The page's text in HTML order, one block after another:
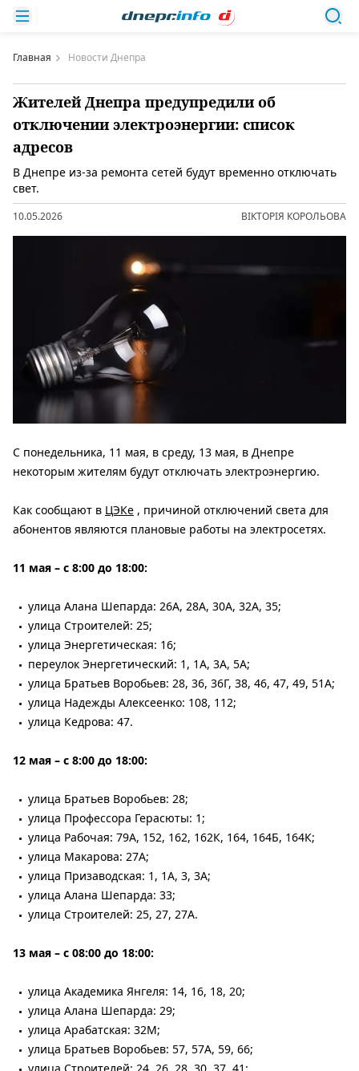
Главная Новости Днепра
Жителей Днепра предупредили об
отключении электроэнергии: список
адресов
В Днепре из-за ремонта сетей будут временно отключать
свет.
10.05.2026 ВІКТОРІЯ КОРОЛЬОВА
С понедельника, 11 мая, в среду, 13 мая, в Днепре
некоторым жителям будут отключать электроэнергию.
Как сообщают в ЦЭКе , причиной отключений света для
абонентов являются плановые работы на электросетях.
11 мая – с 8:00 до 18:00:
улица Алана Шепарда: 26А, 28А, 30А, 32А, 35;
улица Строителей: 25;
улица Энергетическая: 16;
переулок Энергетический: 1, 1А, 3А, 5А;
улица Братьев Воробьев: 28, 36, 36Г, 38, 46, 47, 49, 51А;
улица Надежды Алексеенко: 108, 112;
улица Кедрова: 47.
12 мая – с 8:00 до 18:00:
улица Братьев Воробьев: 28;
улица Профессора Герасюты: 1;
улица Рабочая: 79А, 152, 162, 162К, 164, 164Б, 164К;
улица Макарова: 27А;
улица Призаводская: 1, 1А, 3, 3А;
улица Алана Шепарда: 33;
улица Строителей: 25, 27, 27А.
13 мая – с 08:00 до 18:00:
улица Академика Янгеля: 14, 16, 18, 20;
улица Алана Шепарда: 29;
улица Арабатская: 32М;
улица Братьев Воробьев: 57, 57А, 59, 66;